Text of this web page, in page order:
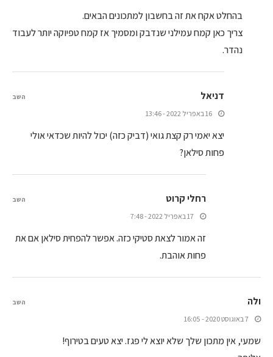
בהחלט אקח את זה בחשבון למתכונים הבאים.
צריך כאן קמח עמילני שנדבק ומסמיך אז קמח טפיוקה יותר לעבוד
נהדר.
דניאל
16 באפריל 2022 - 13:46
יצא יאמי רק קצת גואי (דביק כזה) יכול להיות שכדאי אולי
פחות סילאן?
השב
רחלי קרוט
17 באפריל 2022 - 7:48
זה אמור לצאת סטיקי כזה. אפשר להפחית סילאן אם את
פחות אוהבת.
השב
ולה
7 באוגוסט 2020 - 16:05
שמעי, אין מתכון שלך שלא יוצא לי פגז. יצא טעים בטירוף!
השב